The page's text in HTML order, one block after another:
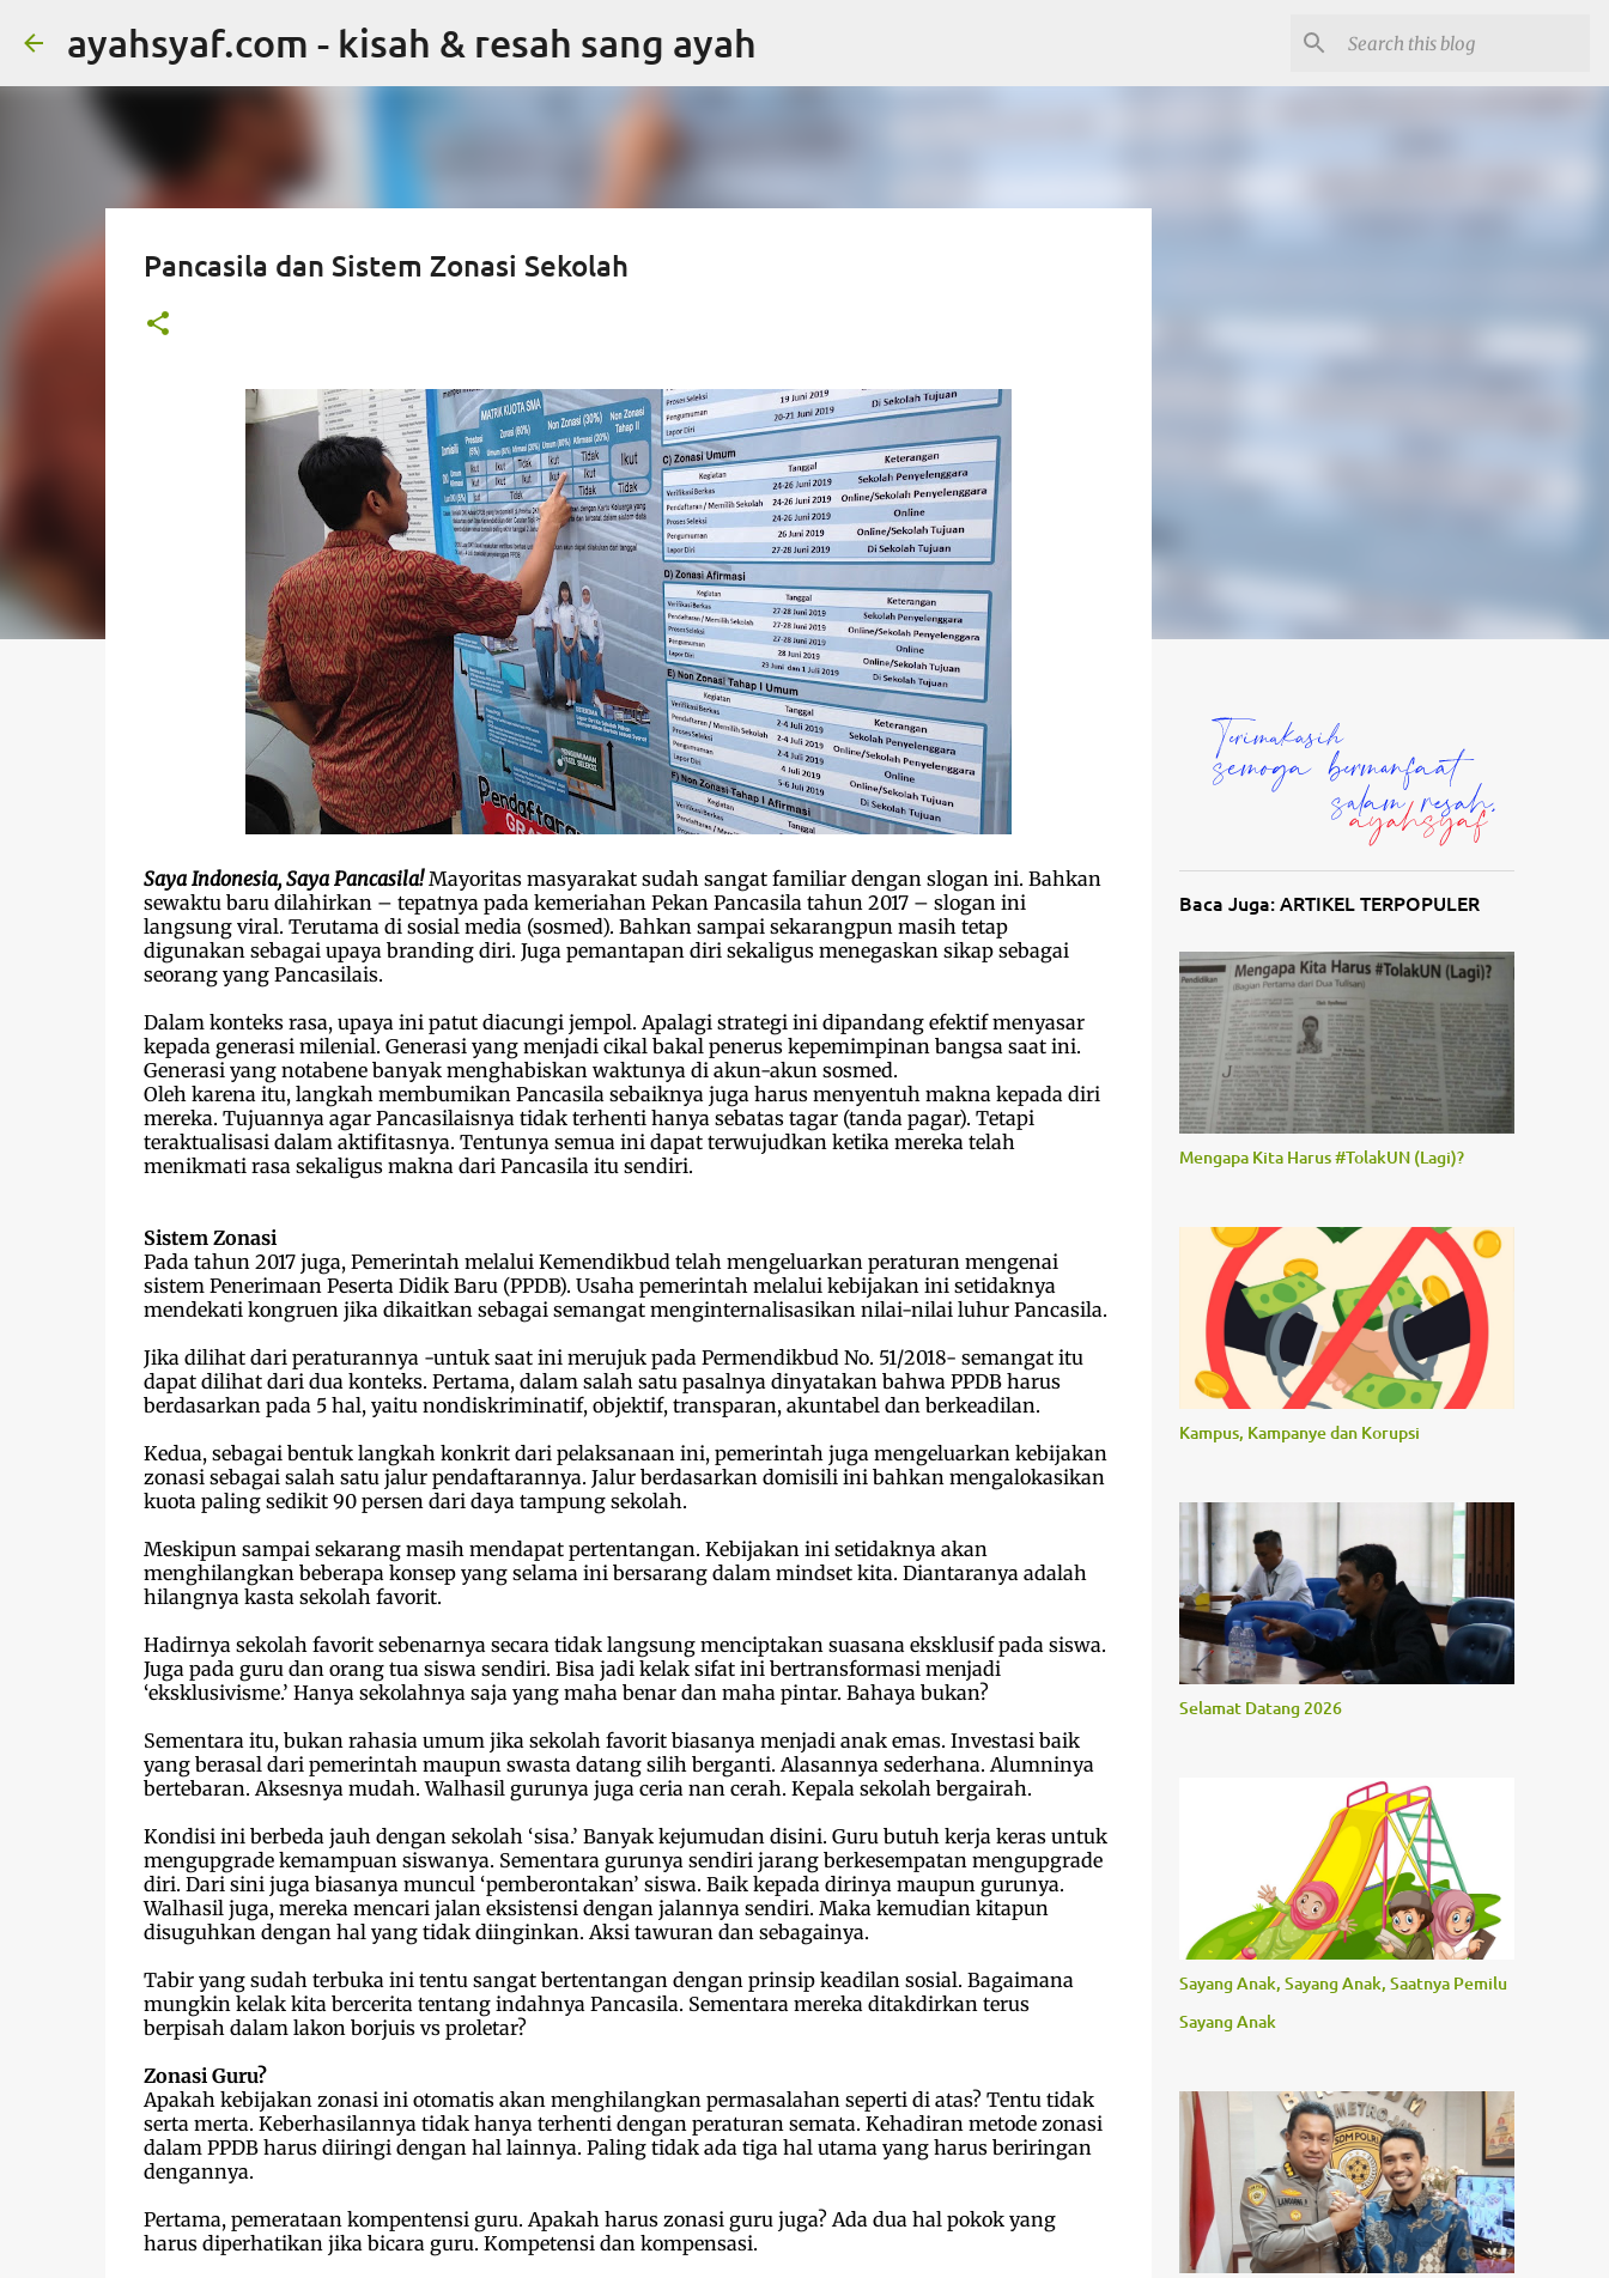
Skip to main content
ayahsyaf.com - kisah & resah sang ayah
Pancasila dan Sistem Zonasi Sekolah
Saya Indonesia, Saya Pancasila!Mayoritas masyarakat sudah sangat familiar dengan slogan ini. Bahkan
sewaktu baru dilahirkan – tepatnya pada kemeriahan Pekan Pancasila tahun 2017 – slogan ini
langsung viral. Terutama di sosial media (sosmed). Bahkan sampai sekarangpun masih tetap
digunakan sebagai upaya branding diri. Juga pemantapan diri sekaligus menegaskan sikap sebagai
seorang yang Pancasilais.
Dalam konteks rasa, upaya ini patut diacungi jempol. Apalagi strategi ini dipandang efektif menyasar
kepada generasi milenial. Generasi yang menjadi cikal bakal penerus kepemimpinan bangsa saat ini.
Generasi yang notabene banyak menghabiskan waktunya di akun-akun sosmed.
Oleh karena itu, langkah membumikan Pancasila sebaiknya juga harus menyentuh makna kepada diri
mereka. Tujuannya agar Pancasilaisnya tidak terhenti hanya sebatas tagar (tanda pagar). Tetapi
teraktualisasi dalam aktifitasnya. Tentunya semua ini dapat terwujudkan ketika mereka telah
menikmati rasa sekaligus makna dari Pancasila itu sendiri.
Sistem Zonasi
Pada tahun 2017 juga, Pemerintah melalui Kemendikbud telah mengeluarkan peraturan mengenai
sistem Penerimaan Peserta Didik Baru (PPDB). Usaha pemerintah melalui kebijakan ini setidaknya
mendekati kongruen jika dikaitkan sebagai semangat menginternalisasikan nilai-nilai luhur Pancasila.
Jika dilihat dari peraturannya -untuk saat ini merujuk pada Permendikbud No. 51/2018- semangat itu
dapat dilihat dari dua konteks. Pertama, dalam salah satu pasalnya dinyatakan bahwa PPDB harus
berdasarkan pada 5 hal, yaitu nondiskriminatif, objektif, transparan, akuntabel dan berkeadilan.
Kedua, sebagai bentuk langkah konkrit dari pelaksanaan ini, pemerintah juga mengeluarkan kebijakan
zonasi sebagai salah satu jalur pendaftarannya. Jalur berdasarkan domisili ini bahkan mengalokasikan
kuota paling sedikit 90 persen dari daya tampung sekolah.
Meskipun sampai sekarang masih mendapat pertentangan. Kebijakan ini setidaknya akan
menghilangkan beberapa konsep yang selama ini bersarang dalam mindset kita. Diantaranya adalah
hilangnya kasta sekolah favorit.
Hadirnya sekolah favorit sebenarnya secara tidak langsung menciptakan suasana eksklusif pada siswa.
Juga pada guru dan orang tua siswa sendiri. Bisa jadi kelak sifat ini bertransformasi menjadi
‘eksklusivisme.’ Hanya sekolahnya saja yang maha benar dan maha pintar. Bahaya bukan?
Sementara itu, bukan rahasia umum jika sekolah favorit biasanya menjadi anak emas. Investasi baik
yang berasal dari pemerintah maupun swasta datang silih berganti. Alasannya sederhana. Alumninya
bertebaran. Aksesnya mudah. Walhasil gurunya juga ceria nan cerah. Kepala sekolah bergairah.
Kondisi ini berbeda jauh dengan sekolah ‘sisa.’ Banyak kejumudan disini. Guru butuh kerja keras untuk
mengupgrade kemampuan siswanya. Sementara gurunya sendiri jarang berkesempatan mengupgrade
diri. Dari sini juga biasanya muncul ‘pemberontakan’ siswa. Baik kepada dirinya maupun gurunya.
Walhasil juga, mereka mencari jalan eksistensi dengan jalannya sendiri. Maka kemudian kitapun
disuguhkan dengan hal yang tidak diinginkan. Aksi tawuran dan sebagainya.
Tabir yang sudah terbuka ini tentu sangat bertentangan dengan prinsip keadilan sosial. Bagaimana
mungkin kelak kita bercerita tentang indahnya Pancasila. Sementara mereka ditakdirkan terus
berpisah dalam lakon borjuis vs proletar?
Zonasi Guru?
Apakah kebijakan zonasi ini otomatis akan menghilangkan permasalahan seperti di atas? Tentu tidak
serta merta. Keberhasilannya tidak hanya terhenti dengan peraturan semata. Kehadiran metode zonasi
dalam PPDB harus diiringi dengan hal lainnya. Paling tidak ada tiga hal utama yang harus beriringan
dengannya.
Pertama, pemerataan kompentensi guru. Apakah harus zonasi guru juga? Ada dua hal pokok yang
harus diperhatikan jika bicara guru. Kompetensi dan kompensasi.
Baca Juga: ARTIKEL TERPOPULER
Mengapa Kita Harus #TolakUN (Lagi)?
Kampus, Kampanye dan Korupsi
Selamat Datang 2026
Sayang Anak, Sayang Anak, Saatnya Pemilu
Sayang Anak